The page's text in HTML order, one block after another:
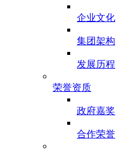
企业文化
集团架构
发展历程
荣誉资质
政府嘉奖
合作荣誉